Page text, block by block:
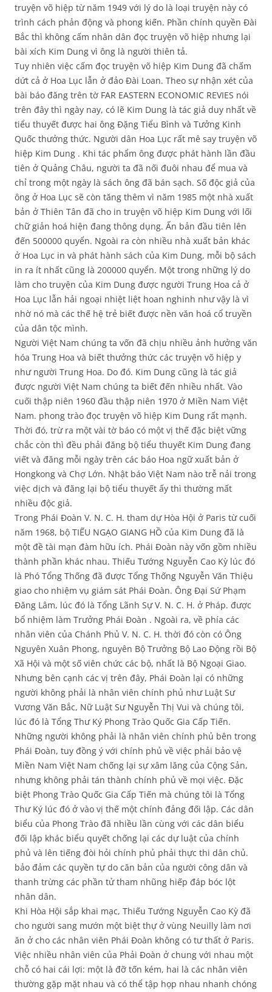
truyện võ hiệp từ năm 1949 với lý do là loại truyện này có
trình cách phản động và phong kiến. Phần chính quyền Đài
Bắc thì không cấm nhân dân đọc truyện võ hiệp nhưng lại
bài xích Kim Dung vì ông là người thiên tả.
Tuy nhiên việc cấm đọc truyện võ hiệp Kim Dung đã chấm
dứt cả ở Hoa Lục lẫn ở đảo Đài Loan. Theo sự nhận xét của
bài báo đăng trên tờ FAR EASTERN ECONOMIC REVIES nói
trên đây thì ngày nay, có lẽ Kim Dung là tác giả duy nhất về
tiểu thuyết được hai ông Đặng Tiểu Bình và Tưởng Kinh
Quốc thưởng thức. Người dân Hoa Lục rất mê say truyện võ
hiệp Kim Dung . Khi tác phẩm ông được phát hành lần đầu
tiên ở Quảng Châu, người ta đã nối đuôi nhau để mua và
chỉ trong một ngày là sách ông đã bán sạch. Số độc giả của
ông ở Hoa Lục sẽ còn tăng thêm vì năm 1985 một nhà xuất
bản ở Thiên Tân đã cho in truyện võ hiệp Kim Dung với lối
chữ giản hoá hiện đang thông dụng. Ấn bản đầu tiên lên
đến 500000 quyển. Ngoài ra còn nhiều nhà xuất bản khác
ở Hoa Lục in và phát hành sách của Kim Dung, mỗi bộ sách
in ra ít nhất cũng là 200000 quyển. Một trong những lý do
làm cho truyện của Kim Dung được người Trung Hoa cả ở
Hoa Lục lẫn hải ngoại nhiệt liệt hoan nghinh như vậy là vì
nhờ nó mà các thế hệ trẻ biết được nền văn hoá cổ truyền
của dân tộc mình.
Người Việt Nam chúng ta vốn đã chịu nhiều ảnh hưởng văn
hóa Trung Hoa và biết thưởng thức các truyện võ hiệp y
như người Trung Hoa. Do đó. Kim Dung cũng là tác giả
được người Việt Nam chúng ta biết đến nhiều nhất. Vào
cuối thập niên 1960 đầu thập niên 1970 ở Miền Nam Việt
Nam. phong trào đọc truyện võ hiệp Kim Dung rất mạnh.
Thời đó, trừ ra một vài tờ báo có một vị thế đặc biệt vững
chắc còn thì đều phải đăng bộ tiểu thuyết Kim Dung đang
viết và đăng mỗi ngày trên các báo Hoa ngữ xuất bản ở
Hongkong và Chợ Lớn. Nhật báo Việt Nam nào trễ nải trong
việc dịch và đăng lại bộ tiểu thuyết ấy thì thường mất
nhiều độc giả.
Trong Phái Đoàn V. N. C. H. tham dự Hòa Hội ở Paris từ cuối
năm 1968, bộ TIẾU NGẠO GIANG HỒ của Kim Dung đã là
một đề tài mạn đàm hữu ích. Phái Đoàn này vốn gồm nhiều
thành phần khác nhau. Thiếu Tướng Nguyễn Cao Kỳ lúc đó
là Phó Tổng Thống đã được Tổng Thống Nguyễn Văn Thiệu
giao cho nhiệm vụ giám sát Phái Đoàn. Ông Đại Sứ Phạm
Đăng Lâm, lúc đó là Tổng Lãnh Sự V. N. C. H. ở Pháp. được
bổ nhiệm làm Trưởng Phái Đoàn . Ngoài ra, về phía các
nhân viên của Chánh Phủ V. N. C. H. thời đó còn có Ông
Nguyên Xuân Phong, nguyên Bộ Trưởng Bộ Lao Động rồi Bộ
Xã Hội và một số viên chức các bộ, nhất là Bộ Ngoại Giao.
Nhưng bên cạnh các vị trên đây, Phái Đoàn lại có những
người không phải là nhân viên chính phủ như Luật Sư
Vương Văn Bắc, Nữ Luật Sư Nguyễn Thị Vui và chúng tôi,
lúc đó là Tổng Thư Ký Phong Trào Quốc Gia Cấp Tiến.
Những người không phải là nhân viên chính phủ bên trong
Phái Đoàn, tuy đồng ý với chính phủ về việc phải bảo vệ
Miền Nam Việt Nam chống lại sự xâm lăng của Cộng Sản,
nhưng không phải tán thành chính phủ về mọi việc. Đặc
biệt Phong Trào Quốc Gia Cấp Tiến mà chúng tôi là Tổng
Thư Ký lúc đó ở vào vị thế một chính đảng đối lập. Các dân
biểu của Phong Trào đã nhiều lần cùng với các dân biểu
đối lập khác biểu quyết chống lại các dự luật của chính
phủ và lên tiếng đòi hỏi chính phủ phải thực thi dân chủ.
bảo đảm các quyền tự do căn bản của người công dân và
thanh trừng các phần tử tham nhũng hiếp đáp bóc lột
nhân dân.
Khi Hòa Hội sắp khai mạc, Thiếu Tướng Nguyễn Cao Kỳ đã
cho người sang mướn một biệt thự ở vùng Neuilly làm nơi
ăn ở cho các nhân viên Phái Đoàn không có tư thất ở Paris.
Việc nhiều nhân viên của Phải Đoàn ở chung với nhau một
chỗ có hai cái lợi: một là đỡ tốn kém, hai là các nhân viên
thường gặp mặt nhau và có thể tập họp nhau nhanh chóng